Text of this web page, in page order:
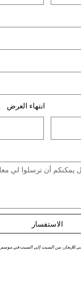
انتهاء العرض
الاستفسار